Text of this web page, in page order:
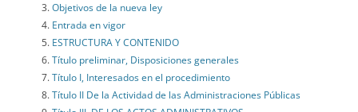
Objetivos de la nueva ley
Entrada en vigor
ESTRUCTURA Y CONTENIDO
Título preliminar, Disposiciones generales
Título I, Interesados en el procedimiento
Título II De la Actividad de las Administraciones Públicas